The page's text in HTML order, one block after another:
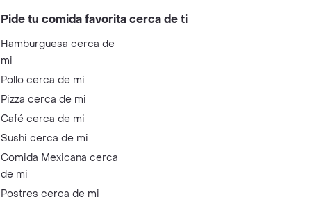
Pide tu comida favorita cerca de ti
Hamburguesa cerca de
mi
Pollo cerca de mi
Pizza cerca de mi
Café cerca de mi
Sushi cerca de mi
Comida Mexicana cerca
de mi
Postres cerca de mi